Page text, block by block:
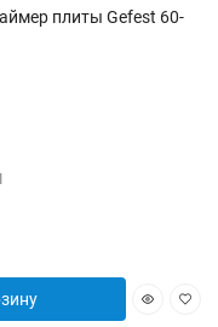
плиты Gefest 60-